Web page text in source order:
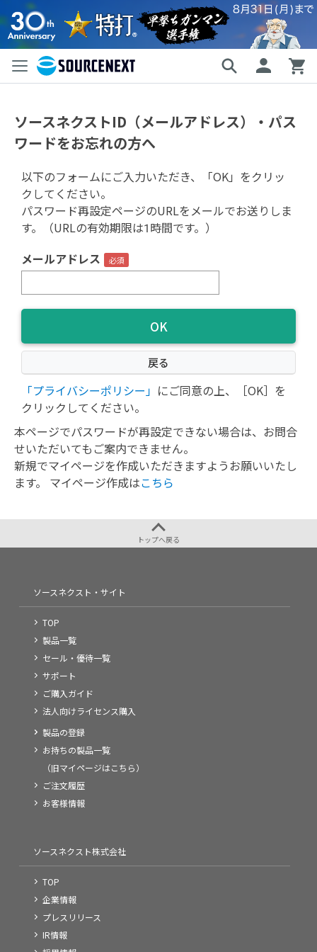
ソースネクストID（メールアドレス）・パス
ワードをお忘れの方へ
以下のフォームにご入力いただき、「OK」をクリッ
クしてください。
パスワード再設定ページのURLをメールでお送りしま
す。（URLの有効期限は1時間です。）
メールアドレス
「プライバシーポリシー」 にご同意の上、［OK］を
クリックしてください。
本ページでパスワードが再設定できない場合は、お問合
せいただいてもご案内できません。
新規でマイページを作成いただきますようお願いいたし
ます。 マイページ作成はこちら
トップへ戻る
ソースネクスト・サイト
TOP
製品一覧
セール・優待一覧
サポート
ご購入ガイド
法人向けライセンス購入
製品の登録
お持ちの製品一覧
（旧マイページはこちら）
ご注文履歴
お客様情報
ソースネクスト株式会社
TOP
企業情報
プレスリリース
IR情報